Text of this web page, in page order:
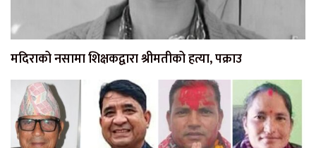
मदिराको नसामा शिक्षकद्वारा श्रीमतीको हत्या, पक्राउ